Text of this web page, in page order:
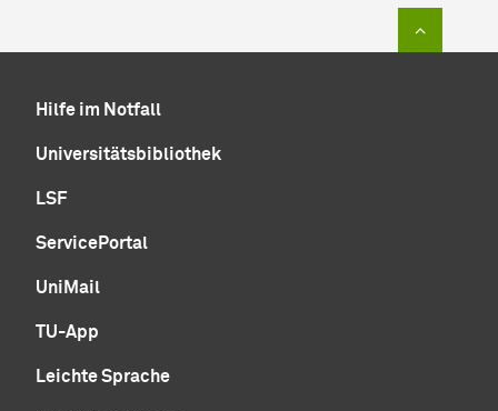
Hilfe im Notfall
Universitätsbibliothek
LSF
ServicePortal
UniMail
TU-App
Leichte Sprache